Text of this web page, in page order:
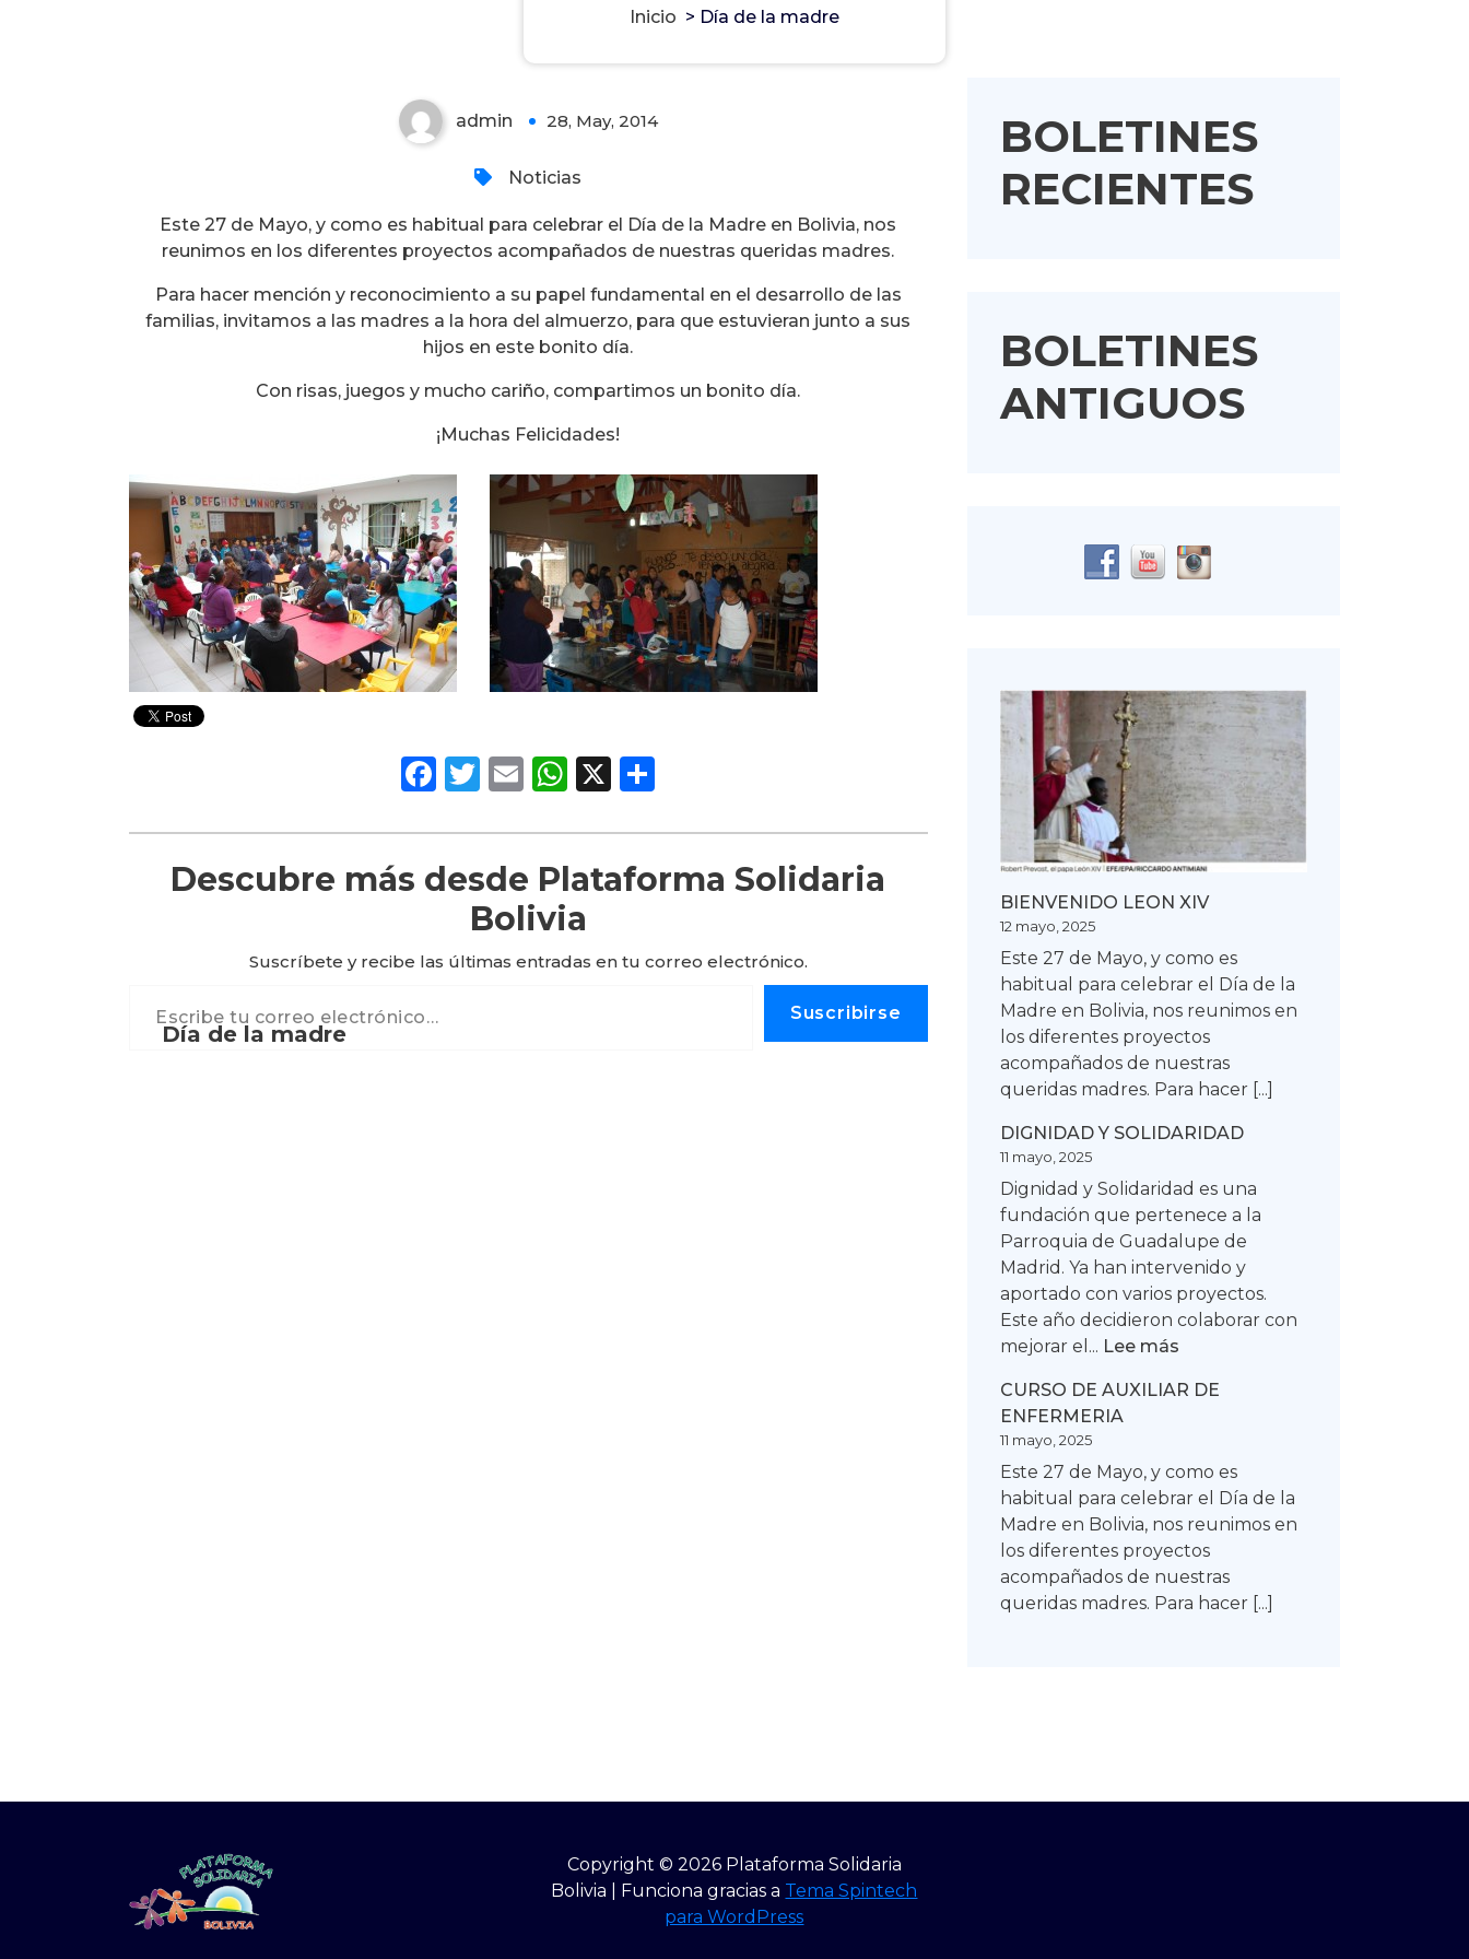
Inicio > Día de la madre
admin 28, May, 2014
Noticias
Día de la madre
Este 27 de Mayo, y como es habitual para celebrar el Día de la Madre en Bolivia, nos
reunimos en los diferentes proyectos acompañados de nuestras queridas madres.
Para hacer mención y reconocimiento a su papel fundamental en el desarrollo de las
familias, invitamos a las madres a la hora del almuerzo, para que estuvieran junto a sus
hijos en este bonito día.
Con risas, juegos y mucho cariño, compartimos un bonito día.
¡Muchas Felicidades!
Facebook
Twitter
EmailWhatsApp
X
Descubre más desde Plataforma Solidaria
Bolivia
Suscríbete y recibe las últimas entradas en tu correo electrónico.
Suscribirse
BOLETINES
RECIENTES
BOLETINES
ANTIGUOS
BIENVENIDO LEON XIV
12 mayo, 2025
Este 27 de Mayo, y como es
habitual para celebrar el Día de la
Madre en Bolivia, nos reunimos en
los diferentes proyectos
acompañados de nuestras
queridas madres. Para hacer [...]
DIGNIDAD Y SOLIDARIDAD
11 mayo, 2025
Dignidad y Solidaridad es una
fundación que pertenece a la
Parroquia de Guadalupe de
Madrid. Ya han intervenido y
aportado con varios proyectos.
Este año decidieron colaborar con
mejorar el... Lee más:
Y
CURSO DE AUXILIAR DE
ENFERMERIA
11 mayo, 2025
Este 27 de Mayo, y como es
habitual para celebrar el Día de la
Madre en Bolivia, nos reunimos en
los diferentes proyectos
acompañados de nuestras
queridas madres. Para hacer [...]
Copyright © 2026 Plataforma Solidaria
Bolivia | Funciona gracias a Tema Spintech
para WordPress